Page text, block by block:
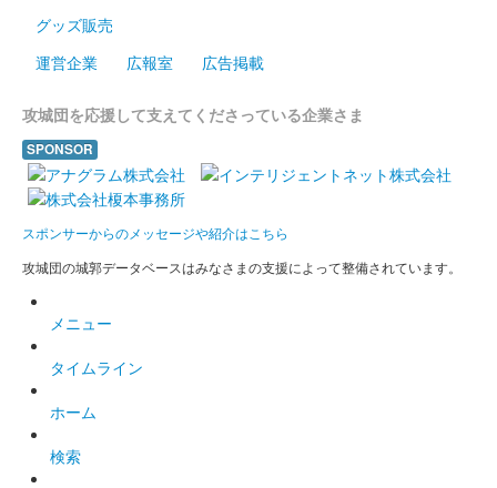
沼田城跡 御城印
沼田城跡 御城印
販売終了
沼田城址 御城印
販売終了
沼田城跡 御城印
販売終了
グッズ販売
運営企業
広報室 広告掲載
攻城団を応援して支えてくださっている企業さま
SPONSOR
スポンサーからのメッセージや紹介はこちら
攻城団の城郭データベースはみなさまの支援によって整備されています。
メニュー
タイムライン
ホーム
検索